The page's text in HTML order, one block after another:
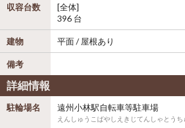
収容台数
[全体]
396 台
建物 平面 / 屋根あり
備考
詳細情報
駐輪場名 遠州小林駅自転車等駐車場
えんしゅうこばやしえきじてんしゃとうち